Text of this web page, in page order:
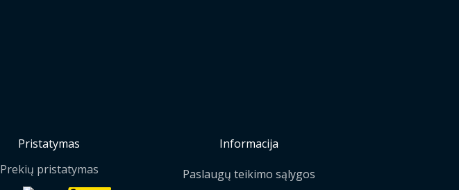
Pristatymas
Prekių pristatymas
Informacija
Paslaugų teikimo sąlygos